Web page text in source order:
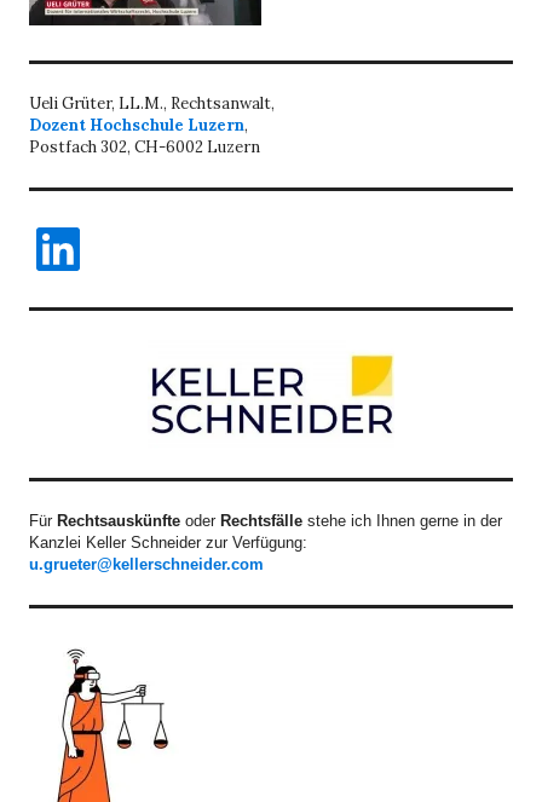
Ueli Grüter, LL.M., Rechtsanwalt,
Dozent Hochschule Luzern,
Postfach 302, CH-6002 Luzern
LinkedIn
Für Rechtsauskünfte oder Rechtsfälle stehe ich Ihnen gerne in der
Kanzlei Keller Schneider zur Verfügung:
u.grueter@kellerschneider.com